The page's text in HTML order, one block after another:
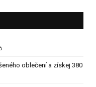
oblečení a získej 380